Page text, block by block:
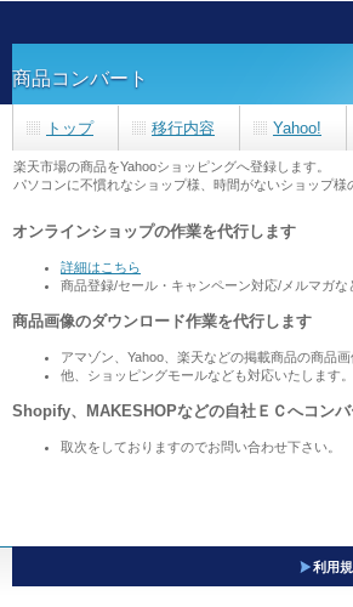
商品コンバート
トップ 移行内容 Yahoo!
楽天市場の商品をYahooショッピングへ登録します。
パソコンに不慣れなショップ様、時間がないショップ様
オンラインショップの作業を代行します
詳細はこちら
商品登録/セール・キャンペーン対応/メルマガな
商品画像のダウンロード作業を代行します
アマゾン、Yahoo、楽天などの掲載商品の商品画
他、ショッピングモールなども対応いたします。
Shopify、MAKESHOPなどの自社ＥＣへコンバ
取次をしておりますのでお問い合わせ下さい。
利用